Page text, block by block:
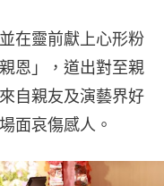
在靈前獻上心形粉
恩」，道出對至親
自親友及演藝界好
面哀傷感人。